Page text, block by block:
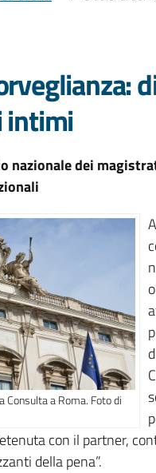
intimi
nazionale dei
Consulta a Roma. Foto di
con il partner,
della pena”.